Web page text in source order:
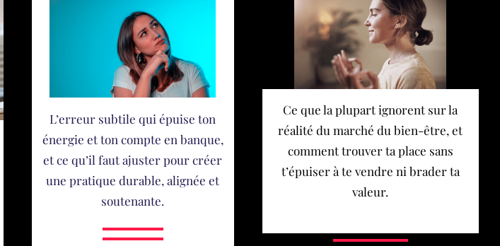
L’erreur subtile qui épuise ton
énergie et ton compte en banque,
et ce qu’il faut ajuster pour créer
une pratique durable, alignée et
soutenante.
Ce que la plupart ignorent sur la
réalité du marché du bien-être, et
comment trouver ta place sans
t’épuiser à te vendre ni brader ta
valeur.